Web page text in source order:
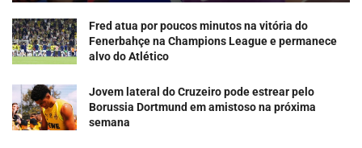
Fred atua por poucos minutos na vitória do
Fenerbahçe na Champions League e permanece
alvo do Atlético
Jovem lateral do Cruzeiro pode estrear pelo
Borussia Dortmund em amistoso na próxima
semana